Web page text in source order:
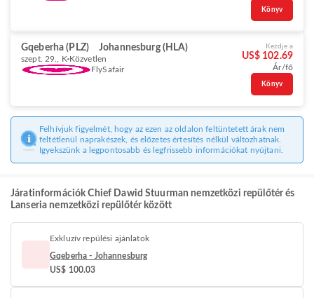
Könyv
Gqeberha (PLZ) Johannesburg (HLA)
szept. 29., K Közvetlen
FlySafair
Kezdje a
US$ 102.69
Ár/fő
Könyv
Felhívjuk figyelmét, hogy az ezen az oldalon feltüntetett árak nem
feltétlenül naprakészek, és előzetes értesítés nélkül változhatnak.
Igyekszünk a legpontosabb és legfrissebb információkat nyújtani.
Járatinformációk Chief Dawid Stuurman nemzetközi repülőtér és
Lanseria nemzetközi repülőtér között
Exkluzív repülési ajánlatok
Gqeberha - Johannesburg
US$ 100.03